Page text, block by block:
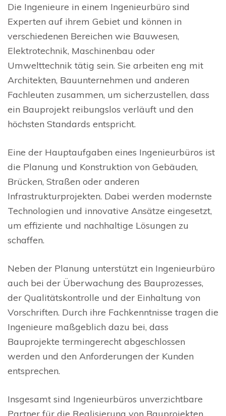
Die Ingenieure in einem Ingenieurbüro sind
Experten auf ihrem Gebiet und können in
verschiedenen Bereichen wie Bauwesen,
Elektrotechnik, Maschinenbau oder
Umwelttechnik tätig sein. Sie arbeiten eng mit
Architekten, Bauunternehmen und anderen
Fachleuten zusammen, um sicherzustellen, dass
ein Bauprojekt reibungslos verläuft und den
höchsten Standards entspricht.
Eine der Hauptaufgaben eines Ingenieurbüros ist
die Planung und Konstruktion von Gebäuden,
Brücken, Straßen oder anderen
Infrastrukturprojekten. Dabei werden modernste
Technologien und innovative Ansätze eingesetzt,
um effiziente und nachhaltige Lösungen zu
schaffen.
Neben der Planung unterstützt ein Ingenieurbüro
auch bei der Überwachung des Bauprozesses,
der Qualitätskontrolle und der Einhaltung von
Vorschriften. Durch ihre Fachkenntnisse tragen die
Ingenieure maßgeblich dazu bei, dass
Bauprojekte termingerecht abgeschlossen
werden und den Anforderungen der Kunden
entsprechen.
Insgesamt sind Ingenieurbüros unverzichtbare
Partner für die Realisierung von Bauprojekten